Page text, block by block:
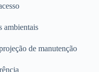
ambientais
de manutenção